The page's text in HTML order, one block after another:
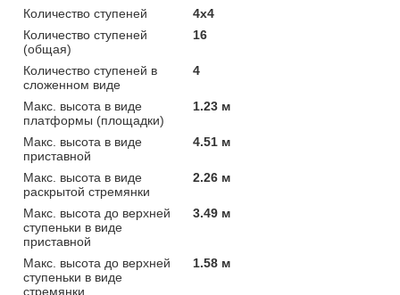
Количество ступеней
4х4
Количество ступеней
(общая)
16
Количество ступеней в
сложенном виде
4
Макс. высота в виде
платформы (площадки)
1.23 м
Макс. высота в виде
приставной
4.51 м
Макс. высота в виде
раскрытой стремянки
2.26 м
Макс. высота до верхней
ступеньки в виде
приставной
3.49 м
Макс. высота до верхней
ступеньки в виде
стремянки
1.58 м